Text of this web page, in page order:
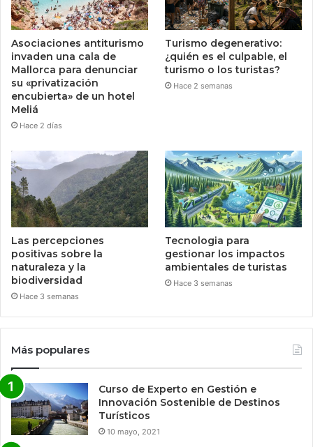
Asociaciones antiturismo
invaden una cala de
Mallorca para denunciar
su «privatización
encubierta» de un hotel
Meliá
Hace 2 días
Turismo degenerativo:
¿quién es el culpable, el
turismo o los turistas?
Hace 2 semanas
Las percepciones
positivas sobre la
naturaleza y la
biodiversidad
Hace 3 semanas
Tecnologia para
gestionar los impactos
ambientales de turistas
Hace 3 semanas
Más populares
Curso de Experto en Gestión e
Innovación Sostenible de Destinos
Turísticos
10 mayo, 2021